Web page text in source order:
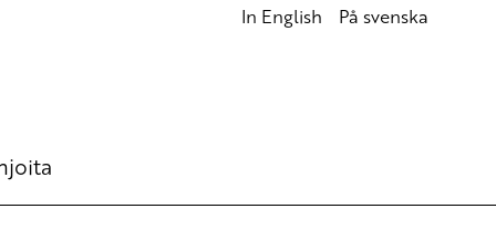
In English På svenska